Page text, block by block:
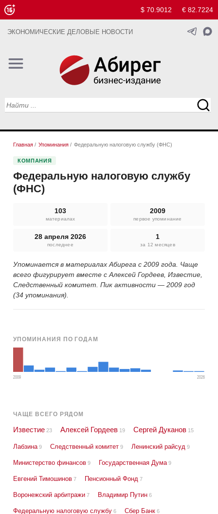
$ 70.9012 € 82.7224
ЭКОНОМИЧЕСКИЕ ДЕЛОВЫЕ НОВОСТИ
Главная / Упоминания / Федеральную налоговую службу (ФНС)
КОМПАНИЯ
Федеральную налоговую службу
(ФНС)
103
материалах
2009
первое упоминание
28 апреля 2026
последнее
1
за 12 месяцев
Упоминается в материалах Абирега с 2009 года. Чаще
всего фигурирует вместе с Алексей Гордеев, Известие,
Следственный комитет. Пик активности — 2009 год
(34 упоминания).
УПОМИНАНИЯ ПО ГОДАМ
2009 2026
ЧАЩЕ ВСЕГО РЯДОМ
Известие 23 Алексей Гордеев 19 Сергей Дуканов 15
Лабзина 9 Следственный комитет 9 Ленинский райсуд 9
Министерство финансов 9 Государственная Дума 9
Евгений Тимошинов 7 Пенсионный Фонд 7
Воронежский арбитражи 7 Владимир Путин 6
Федеральную налоговую службу 6 Сбер Банк 6